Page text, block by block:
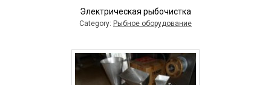
Электрическая рыбочистка
Category: Рыбное оборудование